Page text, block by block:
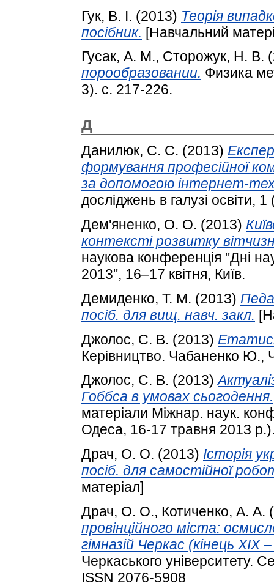
Гук, В. І. (2013) Теорія
посібник. [Навчальний
Гусак, А. М., Сторожук, Н. В.
порообразовании. Физика
3). с. 217-226.
Д
Данилюк, С. С. (2013)
формування професійної
за допомогою інтернет-
досліджень в галузі освіти,
Дем'яненко, О. О. (2013)
контексті розвитку
наукова конференція "Дні
2013", 16–17 квітня, Київ.
Демиденко, Т. М. (2013)
посіб. для вищ. навч. закл.
Джолос, С. В. (2013)
Керівництво. Чабаненко Ю.,
Джолос, С. В. (2013)
Гоббса в умовах сьогодення.
матеріали Міжнар. наук.
Одеса, 16-17 травня 2013
Драч, О. О. (2013) Історія
посіб. для самостійної
матеріал]
Драч, О. О., Котиченко, А. А.
провінційного міста:
гімназій Черкас (кінець
Черкаського університету.
ISSN 2076-5908